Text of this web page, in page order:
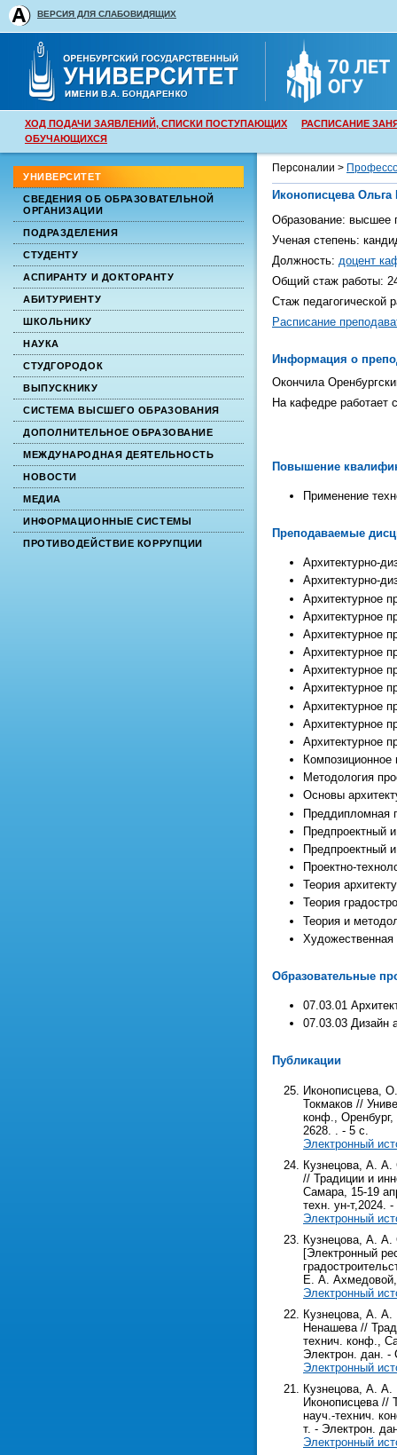
ВЕРСИЯ ДЛЯ СЛАБОВИДЯЩИХ
ХОД ПОДАЧИ ЗАЯВЛЕНИЙ, СПИСКИ ПОСТУПАЮЩИХ
РАСПИСАНИЕ
ОБУЧАЮЩИХСЯ
УНИВЕРСИТЕТ
СВЕДЕНИЯ ОБ ОБРАЗОВАТЕЛЬНОЙ
ОРГАНИЗАЦИИ
ПОДРАЗДЕЛЕНИЯ
СТУДЕНТУ
АСПИРАНТУ И ДОКТОРАНТУ
АБИТУРИЕНТУ
ШКОЛЬНИКУ
НАУКА
СТУДГОРОДОК
ВЫПУСКНИКУ
СИСТЕМА ВЫСШЕГО ОБРАЗОВАНИЯ
ДОПОЛНИТЕЛЬНОЕ ОБРАЗОВАНИЕ
МЕЖДУНАРОДНАЯ ДЕЯТЕЛЬНОСТЬ
НОВОСТИ
МЕДИА
ИНФОРМАЦИОННЫЕ СИСТЕМЫ
ПРОТИВОДЕЙСТВИЕ КОРРУПЦИИ
Персоналии >
Иконописцева Ольга
Образование: высшее
Ученая степень:
Должность: доцент
Общий стаж работы:
Стаж педагогической
Расписание
Информация о
Окончила
На кафедре работает
Повышение
Применение
Преподаваемые
Архитектурно-
Архитектурно-
Архитектурное
Архитектурное
Архитектурное
Архитектурное
Архитектурное
Архитектурное
Архитектурное
Архитектурное
Архитектурное
Методология
Основы
Преддипломная
Предпроектный
Предпроектный
Проектно-
Теория
Теория
Теория и
Художественная
Образовательные
07.03.01
07.03.03 Дизайн
Публикации
Иконописцева,
Токмаков //
конф.,
2628. . - 5 с.
Электронный
Кузнецова, А. А.
// Традиции и
Самара, 15-19
техн. ун-т,2024.
Электронный
Кузнецова, А. А.
[Электронный
Е. А. Ахмедовой,
Электронный
Кузнецова, А. А.
Ненашева //
технич. конф.,
Электрон. дан. -
Электронный
Кузнецова, А. А.
Иконописцева //
науч.-технич.
т. - Электрон.
Электронный